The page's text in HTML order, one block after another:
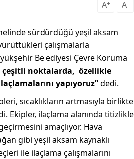
A+ A-
sürdürdüğü yeşil aksam
çalışmalarla
Belediyesi Çevre Koruma
çeşitli noktalarda, özellikle
yapıyoruz”dedi.
sıcaklıkların artmasıyla birlikte
Ekipler, ilaçlama alanında titizlikle
amaçlıyor. Hava
gibi yeşil aksam kaynaklı
ile ilaçlama çalışmalarını